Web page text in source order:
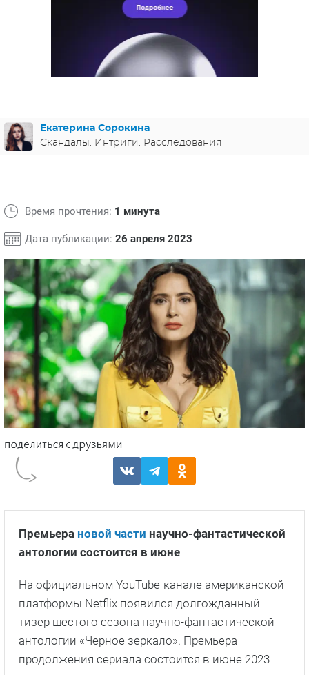
ГЕРМАНИЯ
СПОЙЛЕРЫ ИЗ СЕРИАЛОВ
Екатерина Сорокина
Скандалы. Интриги. Расследования
Время прочтения: 1 минута
Дата публикации: 26 апреля 2023
Премьера новой части научно-фантастической
антологии состоится в июне
На официальном YouTube-канале американской
платформы Netflix появился долгожданный
тизер шестого сезона научно-фантастической
антологии «Черное зеркало». Премьера
продолжения сериала состоится в июне 2023